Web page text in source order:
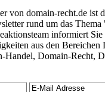
von domain-recht.de ist
rund um das
informiert Sie
aus den Bereichen
Handel, Domain-Recht,